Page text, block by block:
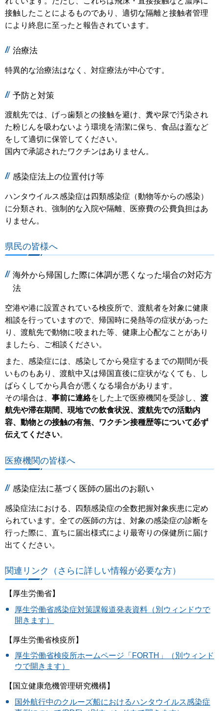
接触したことによるものであり、適切な隔離と接触者管理
により終息に至ったと報告されています。
治療法
特異的な治療法はなく、対症療法が中心です。
予防と対策
渡航先では、げっ歯類との接触を避け、糞や尿で汚染され
た粉じんを吸わないよう環境を清潔に保ち、食品は蓋など
をして適切に保管してください。
国内で承認されたワクチンはありません。
感染症法上の位置付け等
ハンタウイルス感染症は四類感染症（動物等からの感染）
に分類され、強制的な入院や隔離、医療費の公費負担はあ
りません。
県民の皆様へ
海外から帰国した際に体調が悪くなった場合の対応方
法
空港や港に設置されている検疫所で、渡航者を対象に健康
相談を行っていますので、帰国時に発熱等の症状があった
り、渡航先で動物に咬まれた等、健康上心配なことがあり
ましたら、ご相談ください。
また、感染症には、感染してから発症するまでの期間が長
いものもあり、渡航中又は帰国直後に症状がなくても、し
ばらくしてから具合が悪くなる場合があります。
その場合は、 事前に連絡をした上で医療機関を受診し、 渡
航先や滞在期間、現地での飲食状況、渡航先での活動内
容、動物との接触の有無、ワクチン接種歴等について必ず
伝えてください。
医療機関の皆様へ
感染症法に基づく医師の届出のお願い
感染症法における、四類感染症の全数把握対象疾患に定め
られています。全ての医師の方は、対象の感染症の診断を
行った際に、直ちに届出様式により最寄りの保健所に届け
出てください。
関連リンク（さらに詳しい情報が必要な方）
【厚生労働省】
厚生労働省感染症対策課報道発表資料（別ウィンドウで
開きます）
【厚生労働省検疫所】
厚生労働省検疫所ホームページ「FORTH」（別ウィンド
ウで開きます）
【国立健康危機管理研究機構】
国外航行中のクルーズ船におけるハンタウイルス感染症